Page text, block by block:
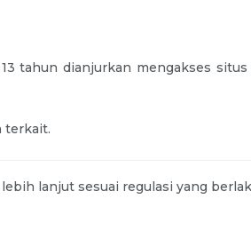
tahun dianjurkan mengakses situs
terkait.
lanjut sesuai regulasi yang